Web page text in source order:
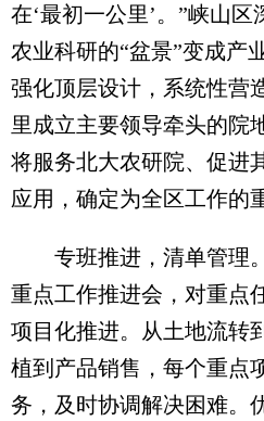
在‘最初一公里’。”峡山
农业科研的“盆景”变成产
强化顶层设计，系统性营
里成立主要领导牵头的院
将服务北大农研院、促进
应用，确定为全区工作的
专班推进，清单管理
重点工作推进会，对重点
项目化推进。从土地流转
植到产品销售，每个重点
务，及时协调解决困难。